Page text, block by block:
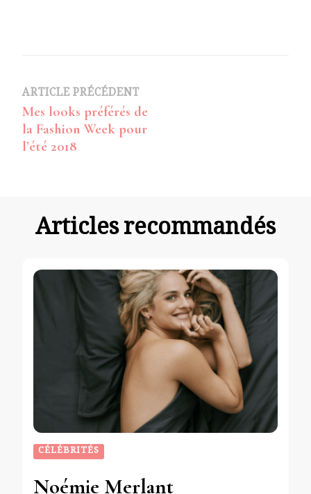
Navigation
d’article
ARTICLE PRÉCÉDENT
Mes looks préférés de
la Fashion Week pour
l’été 2018
Articles recommandés
CÉLÉBRITÉS
Noémie Merlant